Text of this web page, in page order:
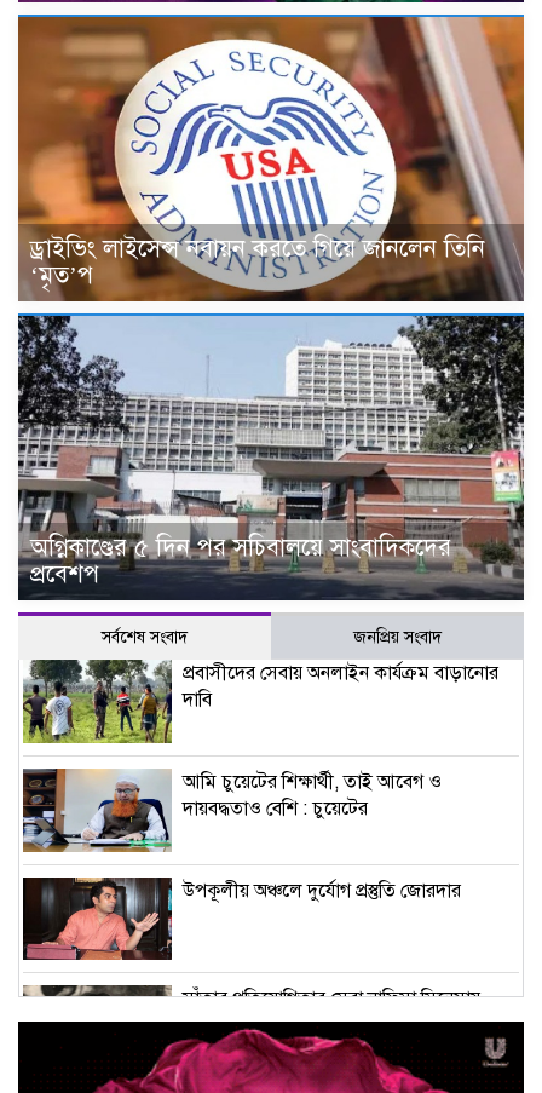
ড্রাইভিং লাইসেন্স নবায়ন করতে গিয়ে জানলেন তিনি
‘মৃত’প
অগ্নিকাণ্ডের ৫ দিন পর সচিবালয়ে সাংবাদিকদের
প্রবেশপ
সর্বশেষ সংবাদ জনপ্রিয় সংবাদ
প্রবাসীদের সেবায় অনলাইন কার্যক্রম বাড়ানোর
দাবি
আমি চুয়েটের শিক্ষার্থী, তাই আবেগ ও
দায়বদ্ধতাও বেশি : চুয়েটের
উপকূলীয় অঞ্চলে দুর্যোগ প্রস্তুতি জোরদার
সাঁতার প্রতিযোগিতার সেরা নাফিসা সিনেমায়
নায়িকাও, নায়কের তালি